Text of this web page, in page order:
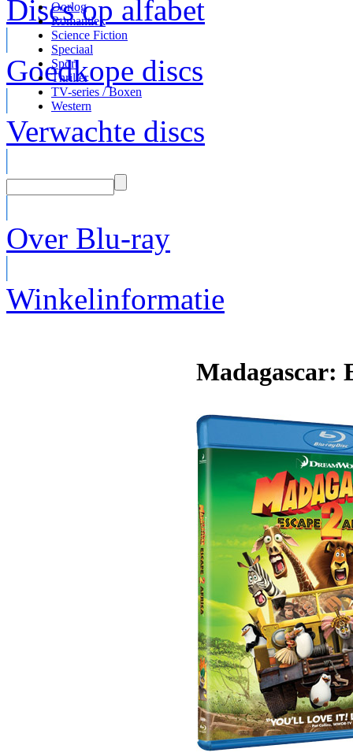
Discs op alfabet
Goedkope discs
Verwachte discs
Over Blu-ray
Winkelinformatie
Oorlog
Romantiek
Science Fiction
Speciaal
Sport
Thriller
TV-series / Boxen
Western
Madagascar: